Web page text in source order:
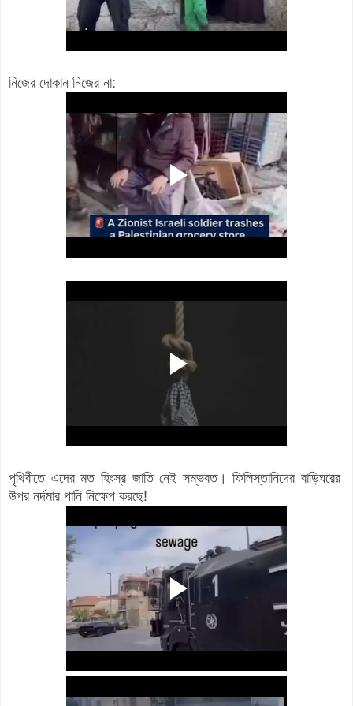
নিজের দোকান নিজের না:
পৃথিবীতে এদের মত হিংস্র জাতি নেই সম্ভবত। ফিলিস্তানিদের বাড়িঘরের
উপর নর্দমার পানি নিক্ষেপ করছে!